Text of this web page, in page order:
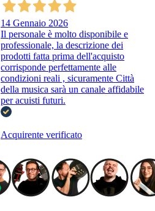
14 Gennaio 2026
Il personale è molto disponibile e
professionale, la descrizione dei
prodotti fatta prima dell'acquisto
corrisponde perfettamente alle
condizioni reali , sicuramente Città
della musica sarà un canale affidabile
per acuisti futuri.
Acquirente verificato